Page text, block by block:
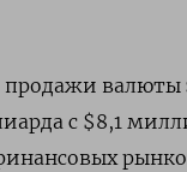
валюты
с $8,1